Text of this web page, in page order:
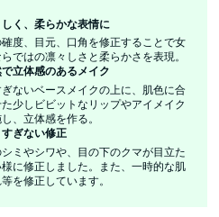
く、柔らかな表情に
確度、目元、口角を修正することで女
ではの凛々しさと柔らかさを表現。
で立体感のあるメイク
ぎないベースメイクの上に、肌色に合
少しビビットなリップやアイメイク
、立体感を作る。
ぎない修正
シミやシワや、目の下のクマが目立た
様に修正しました。また、一時的な肌
を修正しています。